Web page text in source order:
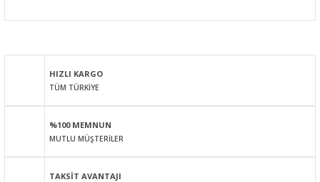
Görüş ve önerileriniz için teşekkür ederiz.
Ürün resmi kalitesiz, bozuk veya görüntülenemiyor.
Ürün bilgilerinde hatalar bulunuyor.
Bu ürüne benzer farklı alternatifler olmalı.
HIZLI KARGO
TÜM TÜRKİYE
%100 MEMNUN
MUTLU MÜŞTERİLER
TAKSİT AVANTAJI